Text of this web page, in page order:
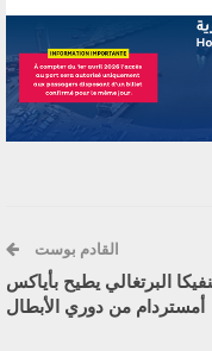
القادم بوست
البرتغالي يطيح بأياكس
أمستردام من دوري الأبطال